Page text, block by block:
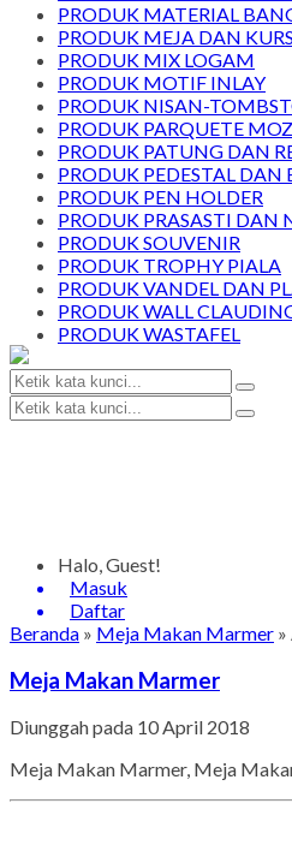
PRODUK MATERIAL
PRODUK MEJA DAN
PRODUK MIX LOGAM
PRODUK MOTIF INLAY
PRODUK NISAN-
PRODUK PARQUETE
PRODUK PATUNG DAN
PRODUK PEDESTAL DAN
PRODUK PEN HOLDER
PRODUK PRASASTI DAN
PRODUK SOUVENIR
PRODUK TROPHY PIALA
PRODUK VANDEL DAN
PRODUK WALL
PRODUK WASTAFEL
Halo, Guest!
Masuk
Daftar
Beranda » Meja Makan Marmer
Meja Makan Marmer
Diunggah pada 10 April 2018
Meja Makan Marmer, Meja